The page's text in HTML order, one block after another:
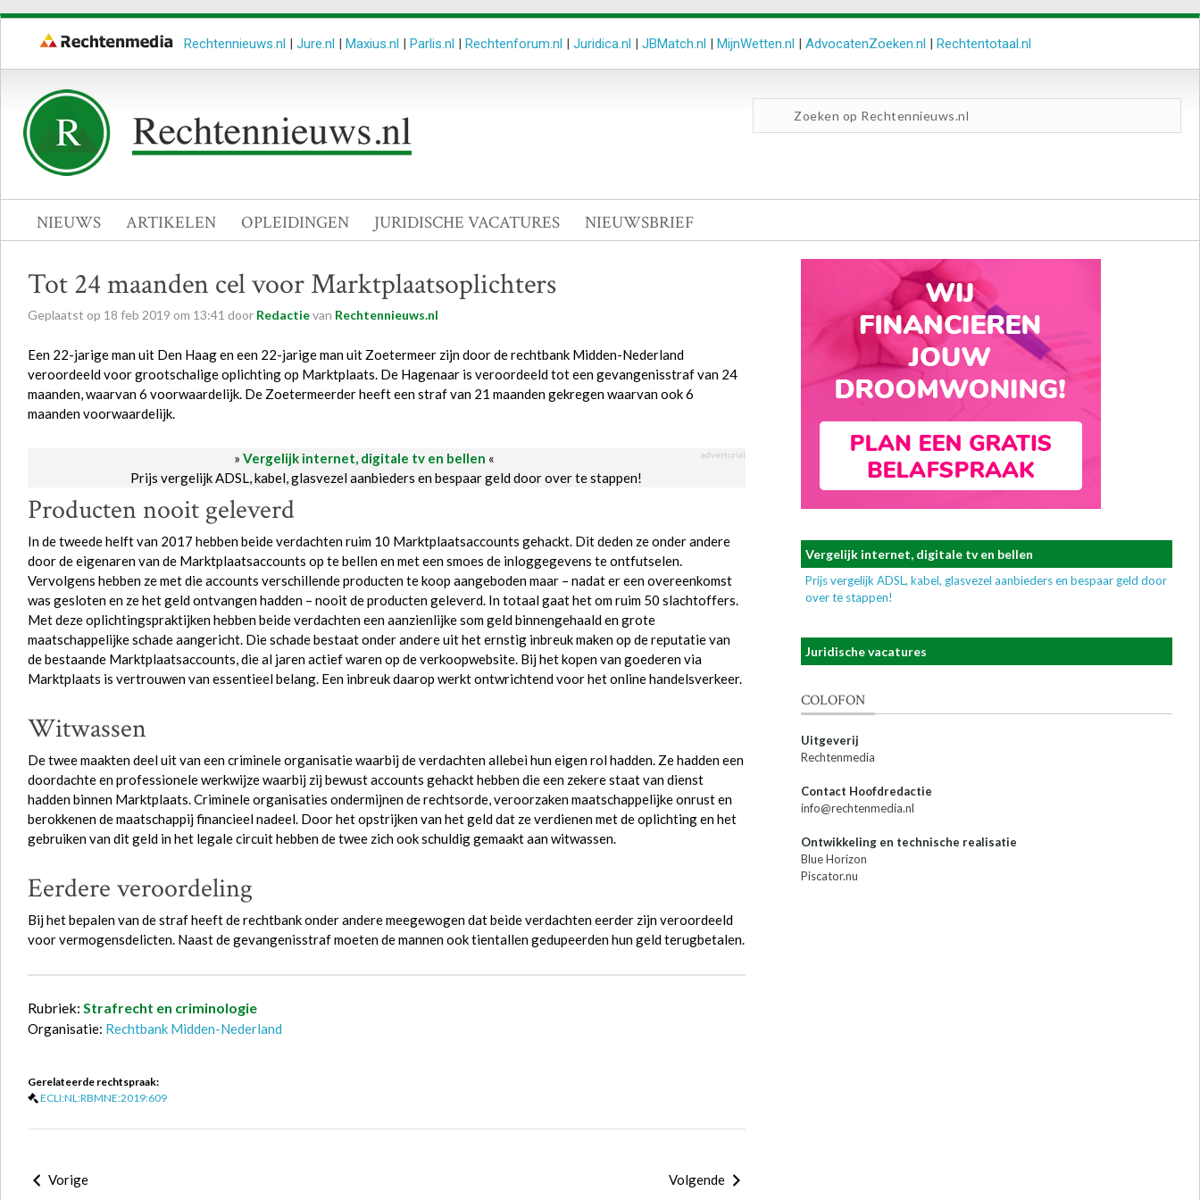
Rechtennieuws.nl | Jure.nl | Maxius.nl | Parlis.nl | Rechtenforum.nl | Juridica.nl | JBMatch.nl | MijnWetten.nl | AdvocatenZoeken.nl | Rechtentotaal.nl
NIEUWS ARTIKELEN OPLEIDINGEN JURIDISCHE VACATURES NIEUWSBRIEF
Tot 24 maanden cel voor Marktplaatsoplichters
Geplaatst op 18 feb 2019 om 13:41 door Redactievan Rechtennieuws.nl
Een 22-jarige man uit Den Haag en een 22-jarige man uit Zoetermeer zijn door de rechtbank Midden-Nederland
veroordeeld voor grootschalige oplichting op Marktplaats. De Hagenaar is veroordeeld tot een gevangenisstraf van 24
maanden, waarvan 6 voorwaardelijk. De Zoetermeerder heeft een straf van 21 maanden gekregen waarvan ook 6
maanden voorwaardelijk.
» Vergelijk internet, digitale tv en bellen « advertorial
Prijs vergelijk ADSL, kabel, glasvezel aanbieders en bespaar geld door over te stappen!
Producten nooit geleverd
In de tweede helft van 2017 hebben beide verdachten ruim 10 Marktplaatsaccounts gehackt. Dit deden ze onder andere
door de eigenaren van de Marktplaatsaccounts op te bellen en met een smoes de inloggegevens te ontfutselen.
Vervolgens hebben ze met die accounts verschillende producten te koop aangeboden maar – nadat er een overeenkomst
was gesloten en ze het geld ontvangen hadden – nooit de producten geleverd. In totaal gaat het om ruim 50 slachtoffers.
Met deze oplichtingspraktijken hebben beide verdachten een aanzienlijke som geld binnengehaald en grote
maatschappelijke schade aangericht. Die schade bestaat onder andere uit het ernstig inbreuk maken op de reputatie van
de bestaande Marktplaatsaccounts, die al jaren actief waren op de verkoopwebsite. Bij het kopen van goederen via
Marktplaats is vertrouwen van essentieel belang. Een inbreuk daarop werkt ontwrichtend voor het online handelsverkeer.
Witwassen
De twee maakten deel uit van een criminele organisatie waarbij de verdachten allebei hun eigen rol hadden. Ze hadden een
doordachte en professionele werkwijze waarbij zij bewust accounts gehackt hebben die een zekere staat van dienst
hadden binnen Marktplaats. Criminele organisaties ondermijnen de rechtsorde, veroorzaken maatschappelijke onrust en
berokkenen de maatschappij financieel nadeel. Door het opstrijken van het geld dat ze verdienen met de oplichting en het
gebruiken van dit geld in het legale circuit hebben de twee zich ook schuldig gemaakt aan witwassen.
Eerdere veroordeling
Bij het bepalen van de straf heeft de rechtbank onder andere meegewogen dat beide verdachten eerder zijn veroordeeld
voor vermogensdelicten. Naast de gevangenisstraf moeten de mannen ook tientallen gedupeerden hun geld terugbetalen.
Rubriek: Strafrecht en criminologie
Organisatie: Rechtbank Midden-Nederland
Gerelateerde rechtspraak:
ECLI:NL:RBMNE:2019:609
Vorige
Volgende
Vergelijk internet, digitale tv en bellen
Prijs vergelijk ADSL, kabel, glasvezel aanbieders en bespaar geld door
over te stappen!
Juridische vacatures
COLOFON
Uitgeverij
Rechtenmedia
Contact Hoofdredactie
info@rechtenmedia.nl
Ontwikkeling en technische realisatie
Blue Horizon
Piscator.nu